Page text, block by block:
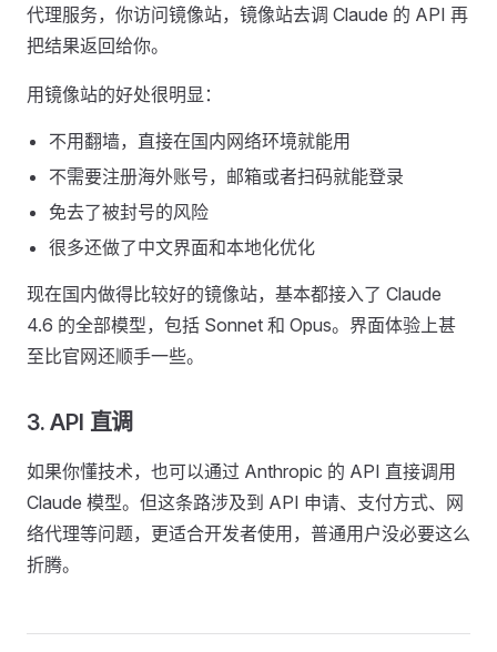
代理服务，你访问镜像站，镜像站去调 Claude 的 API 再
把结果返回给你。
用镜像站的好处很明显：
不用翻墙，直接在国内网络环境就能用
不需要注册海外账号，邮箱或者扫码就能登录
免去了被封号的风险
很多还做了中文界面和本地化优化
现在国内做得比较好的镜像站，基本都接入了 Claude
4.6 的全部模型，包括 Sonnet 和 Opus。界面体验上甚
至比官网还顺手一些。
3. API 直调
如果你懂技术，也可以通过 Anthropic 的 API 直接调用
Claude 模型。但这条路涉及到 API 申请、支付方式、网
络代理等问题，更适合开发者使用，普通用户没必要这么
折腾。